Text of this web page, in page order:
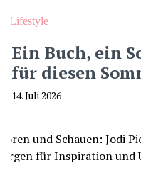
Lifestyle
Ein Buch, ein
für diesen
14. Juli 2026